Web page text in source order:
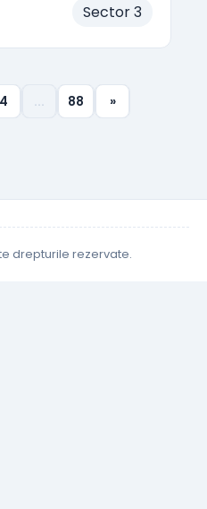
Sector 3
4 ... 88 »
drepturile rezervate.